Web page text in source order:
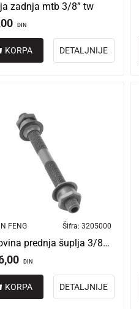
zadnja mtb 3/8” tw
DIN
KORPA DETALJNIJE
FENG Šifra:3205000
Osovina prednja šuplja 3/8”x110mm
DIN
KORPA DETALJNIJE